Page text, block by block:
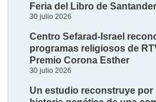
Feria del Libro de Santander
30 julio 2026
Centro Sefarad-Israel
programas religiosos de
Premio Corona Esther
30 julio 2026
Un estudio reconstruye por